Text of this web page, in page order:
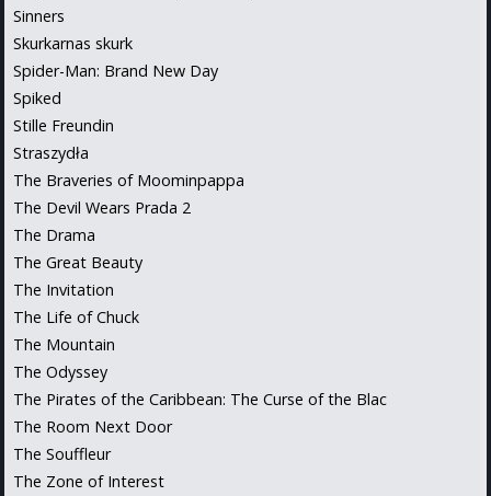
Sinners
Skurkarnas skurk
Spider-Man: Brand New Day
Spiked
Stille Freundin
Straszydła
The Braveries of Moominpappa
The Devil Wears Prada 2
The Drama
The Great Beauty
The Invitation
The Life of Chuck
The Mountain
The Odyssey
The Pirates of the Caribbean: The Curse of the Blac
The Room Next Door
The Souffleur
The Zone of Interest